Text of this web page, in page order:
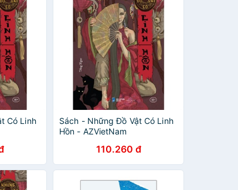
Có Linh
Sách - Những Đồ Vật Có Linh
Hồn - AZVietNam
110.260 đ